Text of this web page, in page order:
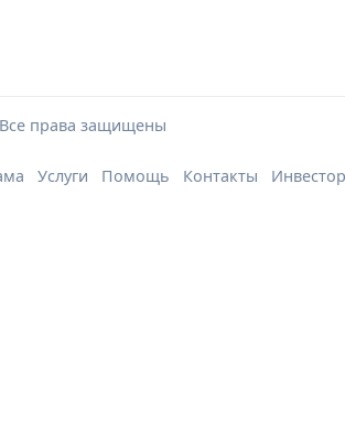
права защищены
Услуги Помощь Контакты